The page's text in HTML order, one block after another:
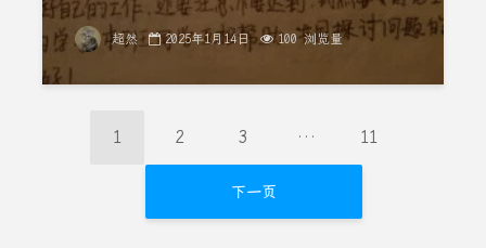
超然 2025年1月14日 100 浏览量
1 2 3 … 11
下一页